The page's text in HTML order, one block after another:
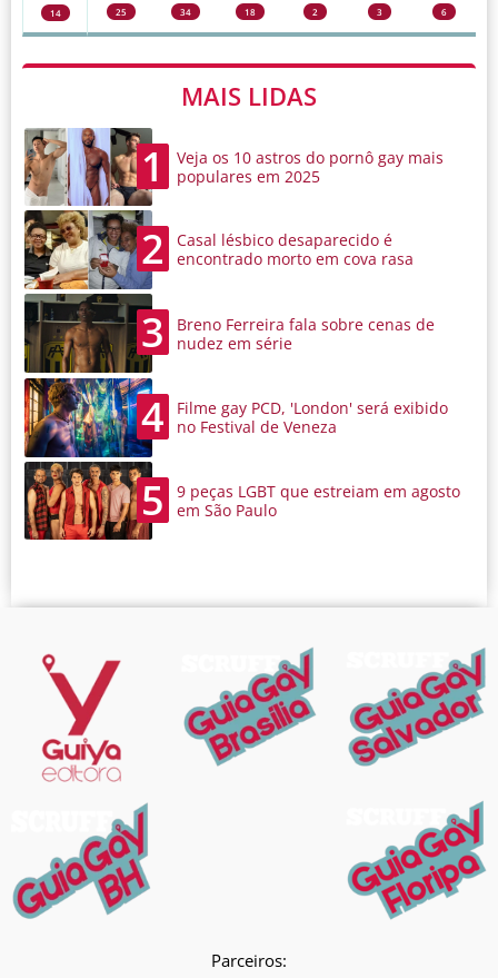
14 25 34 18 2 3 6
MAIS LIDAS
1
Veja os 10 astros do pornô gay mais
populares em 2025
2
Casal lésbico desaparecido é
encontrado morto em cova rasa
3
Breno Ferreira fala sobre cenas de
nudez em série
4
Filme gay PCD, 'London' será exibido
no Festival de Veneza
5
9 peças LGBT que estreiam em agosto
em São Paulo
Parceiros: